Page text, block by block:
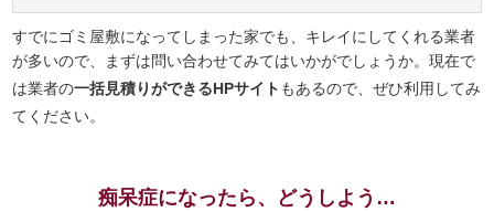
すでにゴミ屋敷になってしまった家でも、キレイにしてくれる業者
が多いので、まずは問い合わせてみてはいかがでしょうか。現在で
は業者の一括見積りができるHPサイト もあるので、ぜひ利用してみ
てください。
痴呆症になったら、どうしよう…